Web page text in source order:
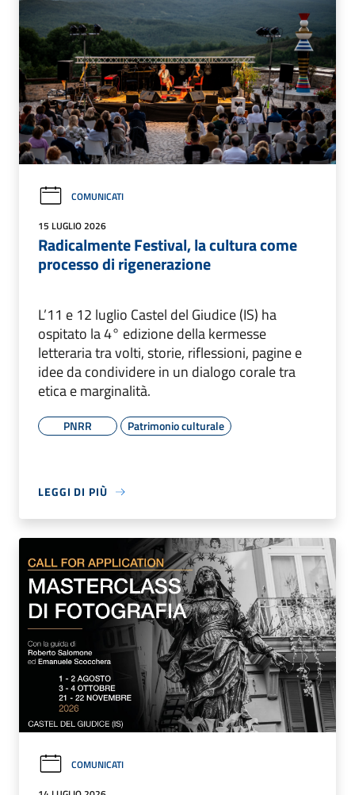
COMUNICATI
15 LUGLIO 2026
Radicalmente Festival, la cultura come
processo di rigenerazione
L’11 e 12 luglio Castel del Giudice (IS) ha
ospitato la 4° edizione della kermesse
letteraria tra volti, storie, riflessioni, pagine e
idee da condividere in un dialogo corale tra
etica e marginalità.
PNRR Patrimonio culturale
LEGGI DI PIÙ
COMUNICATI